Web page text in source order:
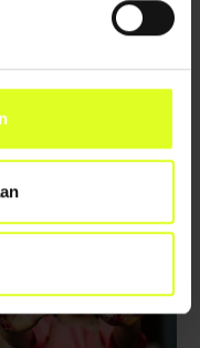
BUITENSPEL VOOR